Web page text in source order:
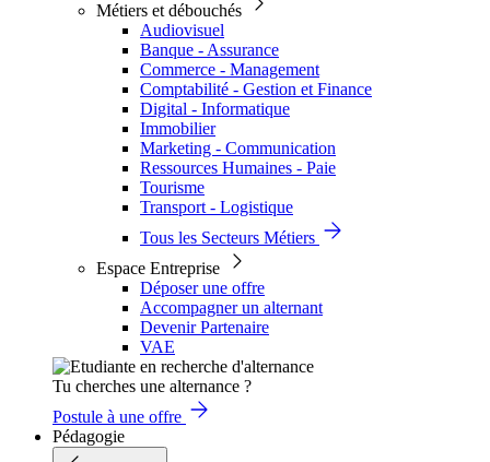
Métiers et débouchés
Audiovisuel
Banque - Assurance
Commerce - Management
Comptabilité - Gestion et Finance
Digital - Informatique
Immobilier
Marketing - Communication
Ressources Humaines - Paie
Tourisme
Transport - Logistique
Tous les Secteurs Métiers
Espace Entreprise
Déposer une offre
Accompagner un alternant
Devenir Partenaire
VAE
Tu cherches une alternance ?
Postule à une offre
Pédagogie